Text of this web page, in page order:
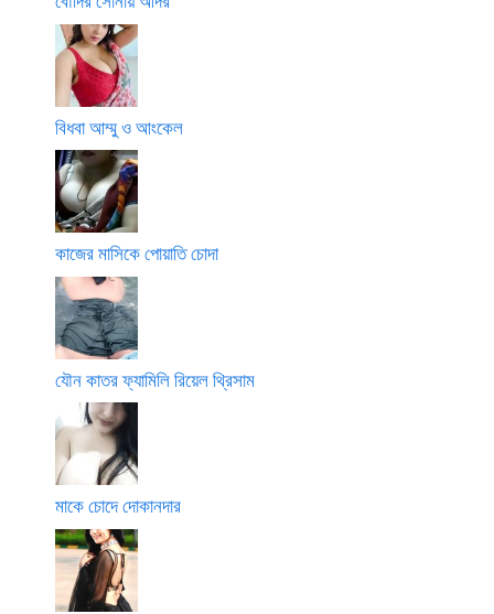
বিধবা আম্মু ও আংকেল
কাজের মাসিকে পোয়াতি চোদা
যৌন কাতর ফ্যামিলি রিয়েল থ্রিসাম
মাকে চোদে দোকানদার